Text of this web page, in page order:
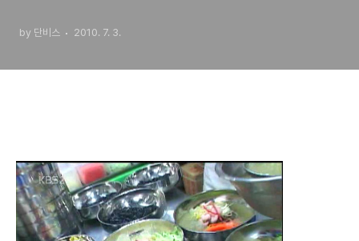
by 단비스 2010. 7. 3.